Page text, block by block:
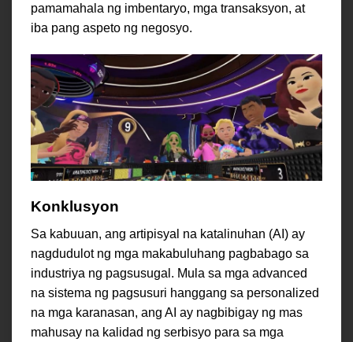
pamamahala ng imbentaryo, mga transaksyon, at
iba pang aspeto ng negosyo.
Konklusyon
Sa kabuuan, ang artipisyal na katalinuhan (AI) ay
nagdudulot ng mga makabuluhang pagbabago sa
industriya ng pagsusugal. Mula sa mga advanced
na sistema ng pagsusuri hanggang sa personalized
na mga karanasan, ang AI ay nagbibigay ng mas
mahusay na kalidad ng serbisyo para sa mga